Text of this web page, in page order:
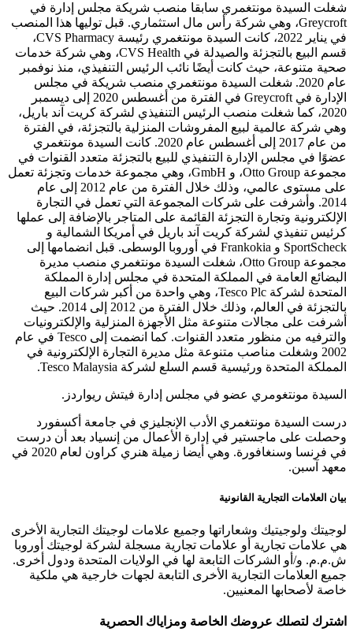
شغلت السيدة مونتغمري سابقا منصب شريكة مجلس إدارة في
Greycroft، وهي شركة رأس مال استثماري. قبل توليها هذا المنصب
في يناير 2022، كانت السيدة مونتغمري رئيسة CVS Pharmacy،
قسم البيع بالتجزئة والصيدلة في CVS Health، وهي شركة خدمات
صحية متنوعة، حيث كانت أيضًا نائب الرئيس التنفيذي، منذ نوفمبر
عام 2020. شغلت السيدة مونتغمري منصب شريكة في مجلس
الإدارة في Greycroft في الفترة من أغسطس 2020 إلى ديسمبر
2020، كما شغلت منصب الرئيس التنفيذي لشركة كريت آند باريل،
وهي شركة عالمية لبيع المفروشات المنزلية بالتجزئة، في الفترة
من عام 2017 إلى أغسطس عام 2020. كانت السيدة مونتغمري
عضوًا في مجلس الإدارة التنفيذي للبيع بالتجزئة متعدد القنوات في
مجموعة Otto Group، و GmbH، وهي مجموعة خدمات وتجزئة تعمل
على مستوى عالمي، وذلك خلال الفترة من عام 2012 إلى عام
2014. وأشرفت على شركات المجموعة التي تعمل في التجارة
الإلكترونية وتجارة التجزئة القائمة على المتاجر بالإضافة إلى عملها
كرئيس تنفيذي لشركة كريت آند باريل في أمريكا الشمالية و
SportScheck و Frankokia في أوروبا الوسطى. قبل انضمامها إلى
مجموعة Otto Group، شغلت السيدة مونتغمري منصب مديرة
البضائع العامة في المملكة المتحدة في مجلس إدارة المملكة
المتحدة لشركة Tesco Plc، وهي واحدة من أكبر شركات البيع
بالتجزئة في العالم، وذلك خلال الفترة من 2012 إلى 2014. حيث
أشرفت على مجالات متنوعة مثل الأجهزة المنزلية والإلكترونيات
والترفيه من منظور متعدد القنوات. كما انضمت إلى Tesco في عام
2002 وشغلت مناصب متنوعة مثل مديرة التجارة الإلكترونية في
المملكة المتحدة ورئيسية قسم السلع لشركة Tesco Malaysia.
السيدة مونتغومري عضو في مجلس إدارة فيتش ريواردز.
درست السيدة مونتغمري الأدب الإنجليزي في جامعة أكسفورد
وحصلت على ماجستير في إدارة الأعمال من إنسياد بعد أن درست
في فرنسا وسنغافورة. وهي أيضا زميلة هنري كراون لعام 2020 في
معهد آسبن.
بيان العلامات التجارية القانونية
لوجيتك ولوجيتيك وشعاراتها وجميع علامات لوجيتك التجارية الأخرى
هي علامات تجارية أو علامات تجارية مسجلة لشركة لوجيتك أوروبا
ش.م.م. و/أو الشركات التابعة لها في الولايات المتحدة ودول أخرى.
جميع العلامات التجارية الأخرى التابعة لجهات خارجية هي ملكية
خاصة لأصحابها المعنيين.
اشترك لتصلك عروضك الخاصة ومزاياك الحصرية